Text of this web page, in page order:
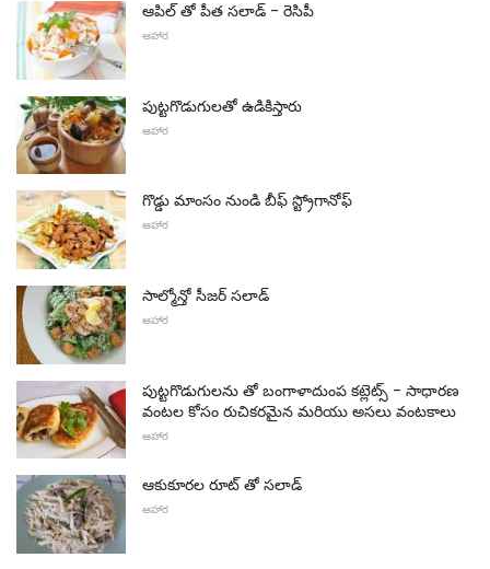
ఆపిల్ తో పీత సలాడ్ - రెసిపీ
ఆహార
పుట్టగొడుగులతో ఉడికిస్తారు
ఆహార
గొడ్డు మాంసం నుండి బీఫ్ స్ట్రోగానోఫ్
ఆహార
సాల్మోన్తో సీజర్ సలాడ్
ఆహార
పుట్టగొడుగులను తో బంగాళాదుంప కట్లెట్స్ - సాధారణ
వంటల కోసం రుచికరమైన మరియు అసలు వంటకాలు
ఆహార
ఆకుకూరల రూట్ తో సలాడ్
ఆహార